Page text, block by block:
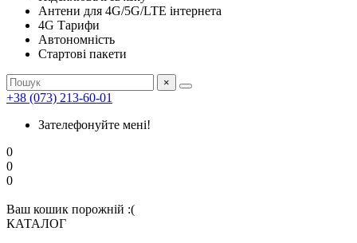
Антени для 4G/5G/LTE інтернета
4G Тарифи
Автономність
Стартові пакети
×
+38 (073) 213-60-01
Зателефонуйте мені!
0
0
0
Ваш кошик порожній :(
КАТАЛОГ